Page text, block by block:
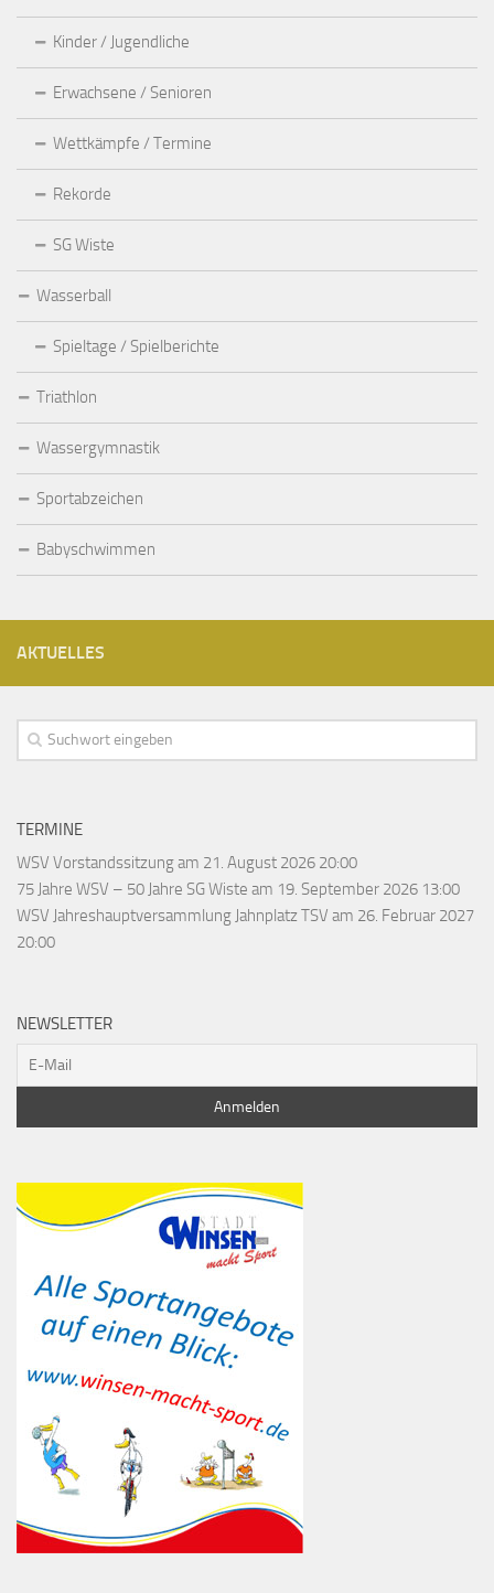
Kinder / Jugendliche
Erwachsene / Senioren
Wettkämpfe / Termine
Rekorde
SG Wiste
Wasserball
Spieltage / Spielberichte
Triathlon
Wassergymnastik
Sportabzeichen
Babyschwimmen
AKTUELLES
TERMINE
WSV Vorstandssitzungam 21. August 2026 20:00
75 Jahre WSV – 50 Jahre SG Wiste am 19. September 2026 13:00
WSV Jahreshauptversammlung Jahnplatz TSV am 26. Februar 2027
20:00
NEWSLETTER